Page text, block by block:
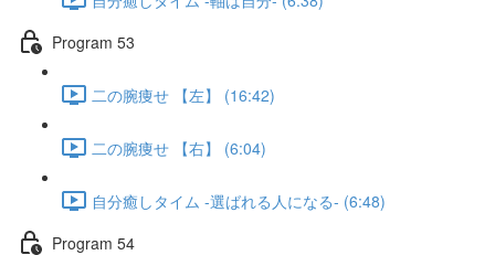
Program 53
二の腕痩せ 【左】 (16:42)
二の腕痩せ 【右】 (6:04)
自分癒しタイム -選ばれる人になる- (6:48)
Program 54